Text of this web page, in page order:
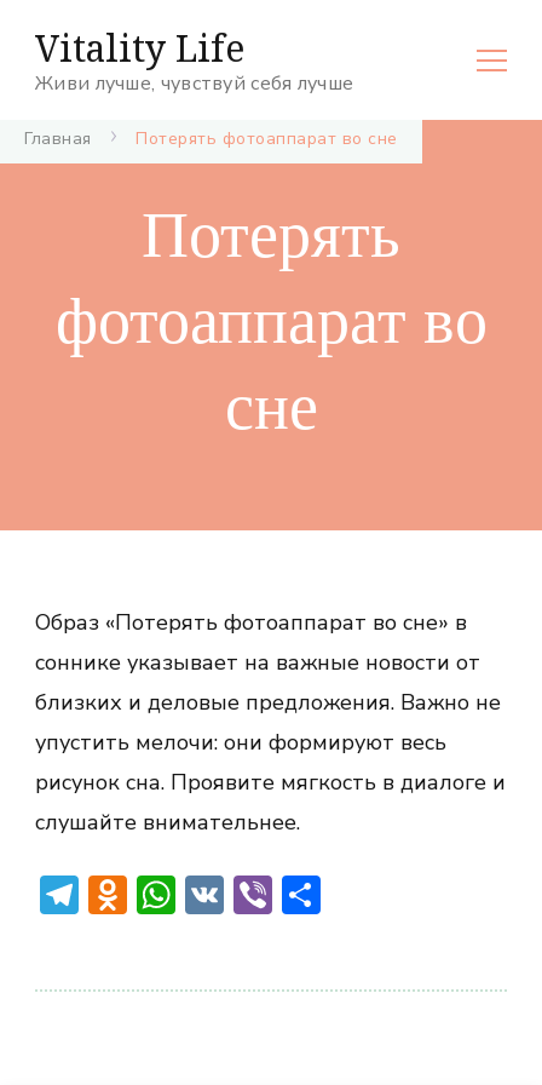
Vitality Life
Живи лучше, чувствуй себя лучше
Главная Потерять фотоаппарат во сне
Потерять
фотоаппарат во
сне
Образ «Потерять фотоаппарат во сне» в
соннике указывает на важные новости от
близких и деловые предложения. Важно не
упустить мелочи: они формируют весь
рисунок сна. Проявите мягкость в диалоге и
слушайте внимательнее.
Telegram
Odnoklassniki
WhatsApp
VKViber